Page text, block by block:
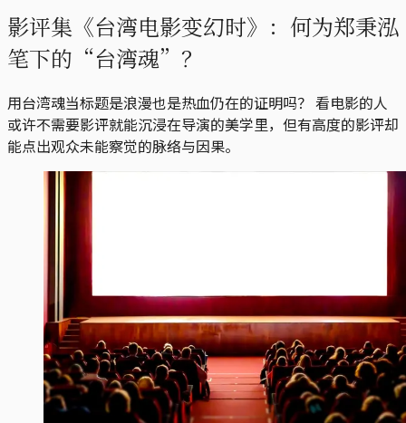
影评集《台湾电影变幻时》：何为郑秉泓
笔下的“台湾魂”？
用台湾魂当标题是浪漫也是热血仍在的证明吗？ 看电影的人
或许不需要影评就能沉浸在导演的美学里，但有高度的影评却
能点出观众未能察觉的脉络与因果。